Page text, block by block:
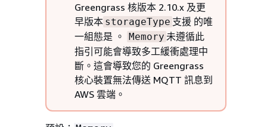
Greengrass 核版本 2.10.x 及更
早版本 storageType 支援 的唯
一組態是 。
Memory 未遵循此
指引可能會導致多工緩衝處理中
斷。這會導致您的 Greengrass
核心裝置無法傳送 MQTT 訊息到
AWS 雲端。